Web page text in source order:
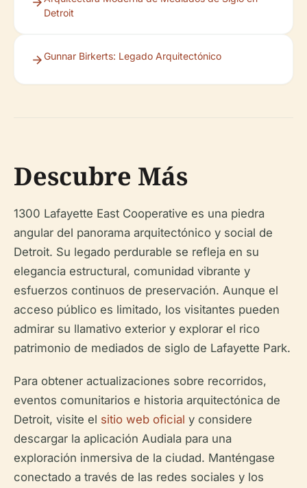
Detroit
Gunnar Birkerts: Legado Arquitectónico
Descubre Más
1300 Lafayette East Cooperative es una piedra
angular del panorama arquitectónico y social de
Detroit. Su legado perdurable se refleja en su
elegancia estructural, comunidad vibrante y
esfuerzos continuos de preservación. Aunque el
acceso público es limitado, los visitantes pueden
admirar su llamativo exterior y explorar el rico
patrimonio de mediados de siglo de Lafayette Park.
Para obtener actualizaciones sobre recorridos,
eventos comunitarios e historia arquitectónica de
Detroit, visite el sitio web oficial y considere
descargar la aplicación Audiala para una
exploración inmersiva de la ciudad. Manténgase
conectado a través de las redes sociales y los